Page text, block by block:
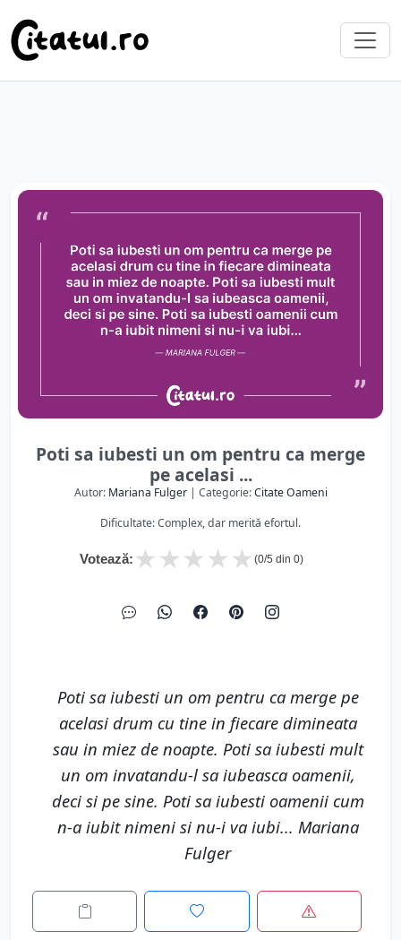
Poti sa iubesti un om pentru ca merge
pe acelasi ...
Autor: Mariana Fulger| Categorie:Citate Oameni
Dificultate: Complex, dar merită efortul.
Votează: ★
★
★
★
★ (0/5 din 0)
Poti sa iubesti un om pentru ca merge pe
acelasi drum cu tine in fiecare dimineata
sau in miez de noapte. Poti sa iubesti mult
un om invatandu-l sa iubeasca oamenii,
deci si pe sine. Poti sa iubesti oamenii cum
n-a iubit nimeni si nu-i va iubi... Mariana
Fulger